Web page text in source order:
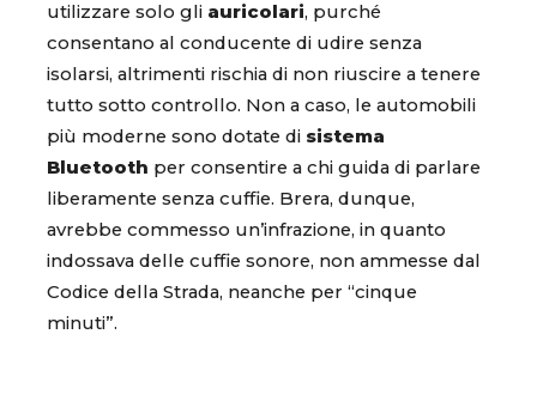
utilizzare solo gli auricolari, purché
consentano al conducente di udire senza
isolarsi, altrimenti rischia di non riuscire a tenere
tutto sotto controllo. Non a caso, le automobili
più moderne sono dotate di sistema
Bluetooth per consentire a chi guida di parlare
liberamente senza cuffie. Brera, dunque,
avrebbe commesso un’infrazione, in quanto
indossava delle cuffie sonore, non ammesse dal
Codice della Strada, neanche per “cinque
minuti”.